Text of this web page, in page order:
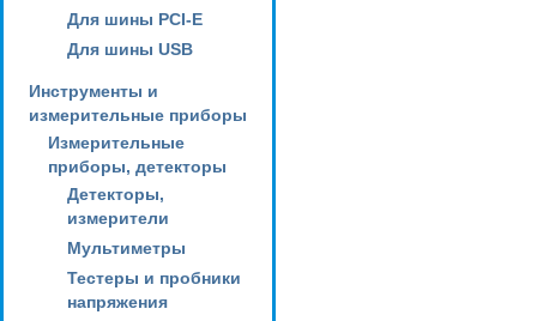
Для шины PCI-E
Для шины USB
Инструменты и
измерительные приборы
Измерительные
приборы, детекторы
Детекторы,
измерители
Мультиметры
Тестеры и пробники
напряжения